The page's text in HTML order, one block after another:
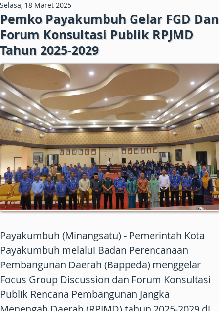
Selasa, 18 Maret 2025
Pemko Payakumbuh Gelar FGD Dan
Forum Konsultasi Publik RPJMD
Tahun 2025-2029
Payakumbuh (Minangsatu) - Pemerintah Kota
Payakumbuh melalui Badan Perencanaan
Pembangunan Daerah (Bappeda) menggelar
Focus Group Discussion dan Forum Konsultasi
Publik Rencana Pembangunan Jangka